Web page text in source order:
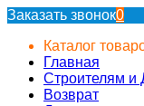
Заказать звонок0
Каталог
Главная
Строителям и
Возврат